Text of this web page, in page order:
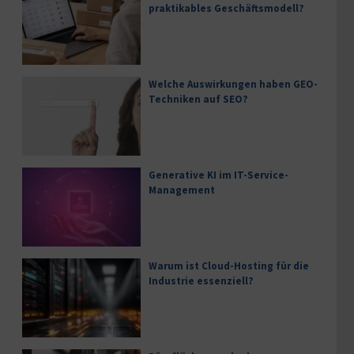
praktikables Geschäftsmodell?
Welche Auswirkungen haben GEO-
Techniken auf SEO?
Generative KI im IT-Service-
Management
Warum ist Cloud-Hosting für die
Industrie essenziell?